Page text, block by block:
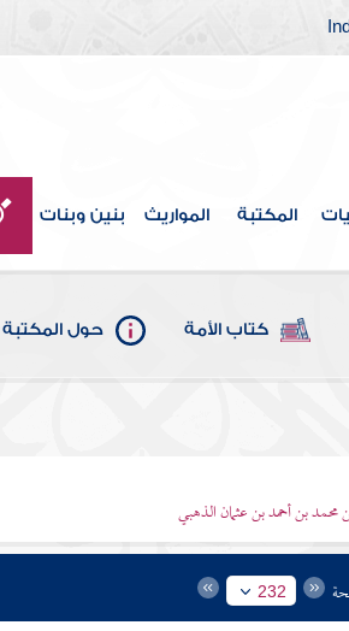
المكتبة المواريث بنين وبنات
كتاب الأمة حول المكتبة
بن أحمد بن عثمان الذهبي
232